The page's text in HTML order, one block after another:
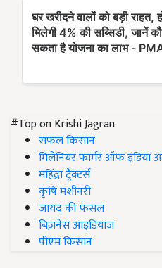
#Top on Krishi Jagran
सफल किसान
मिलेनियर फार्मर ऑफ इंडिया
महिंद्रा ट्रैक्टर्स
कृषि मशीनरी
जायद की फसल
बिज़नेस आइडियाज
पीएम किसान